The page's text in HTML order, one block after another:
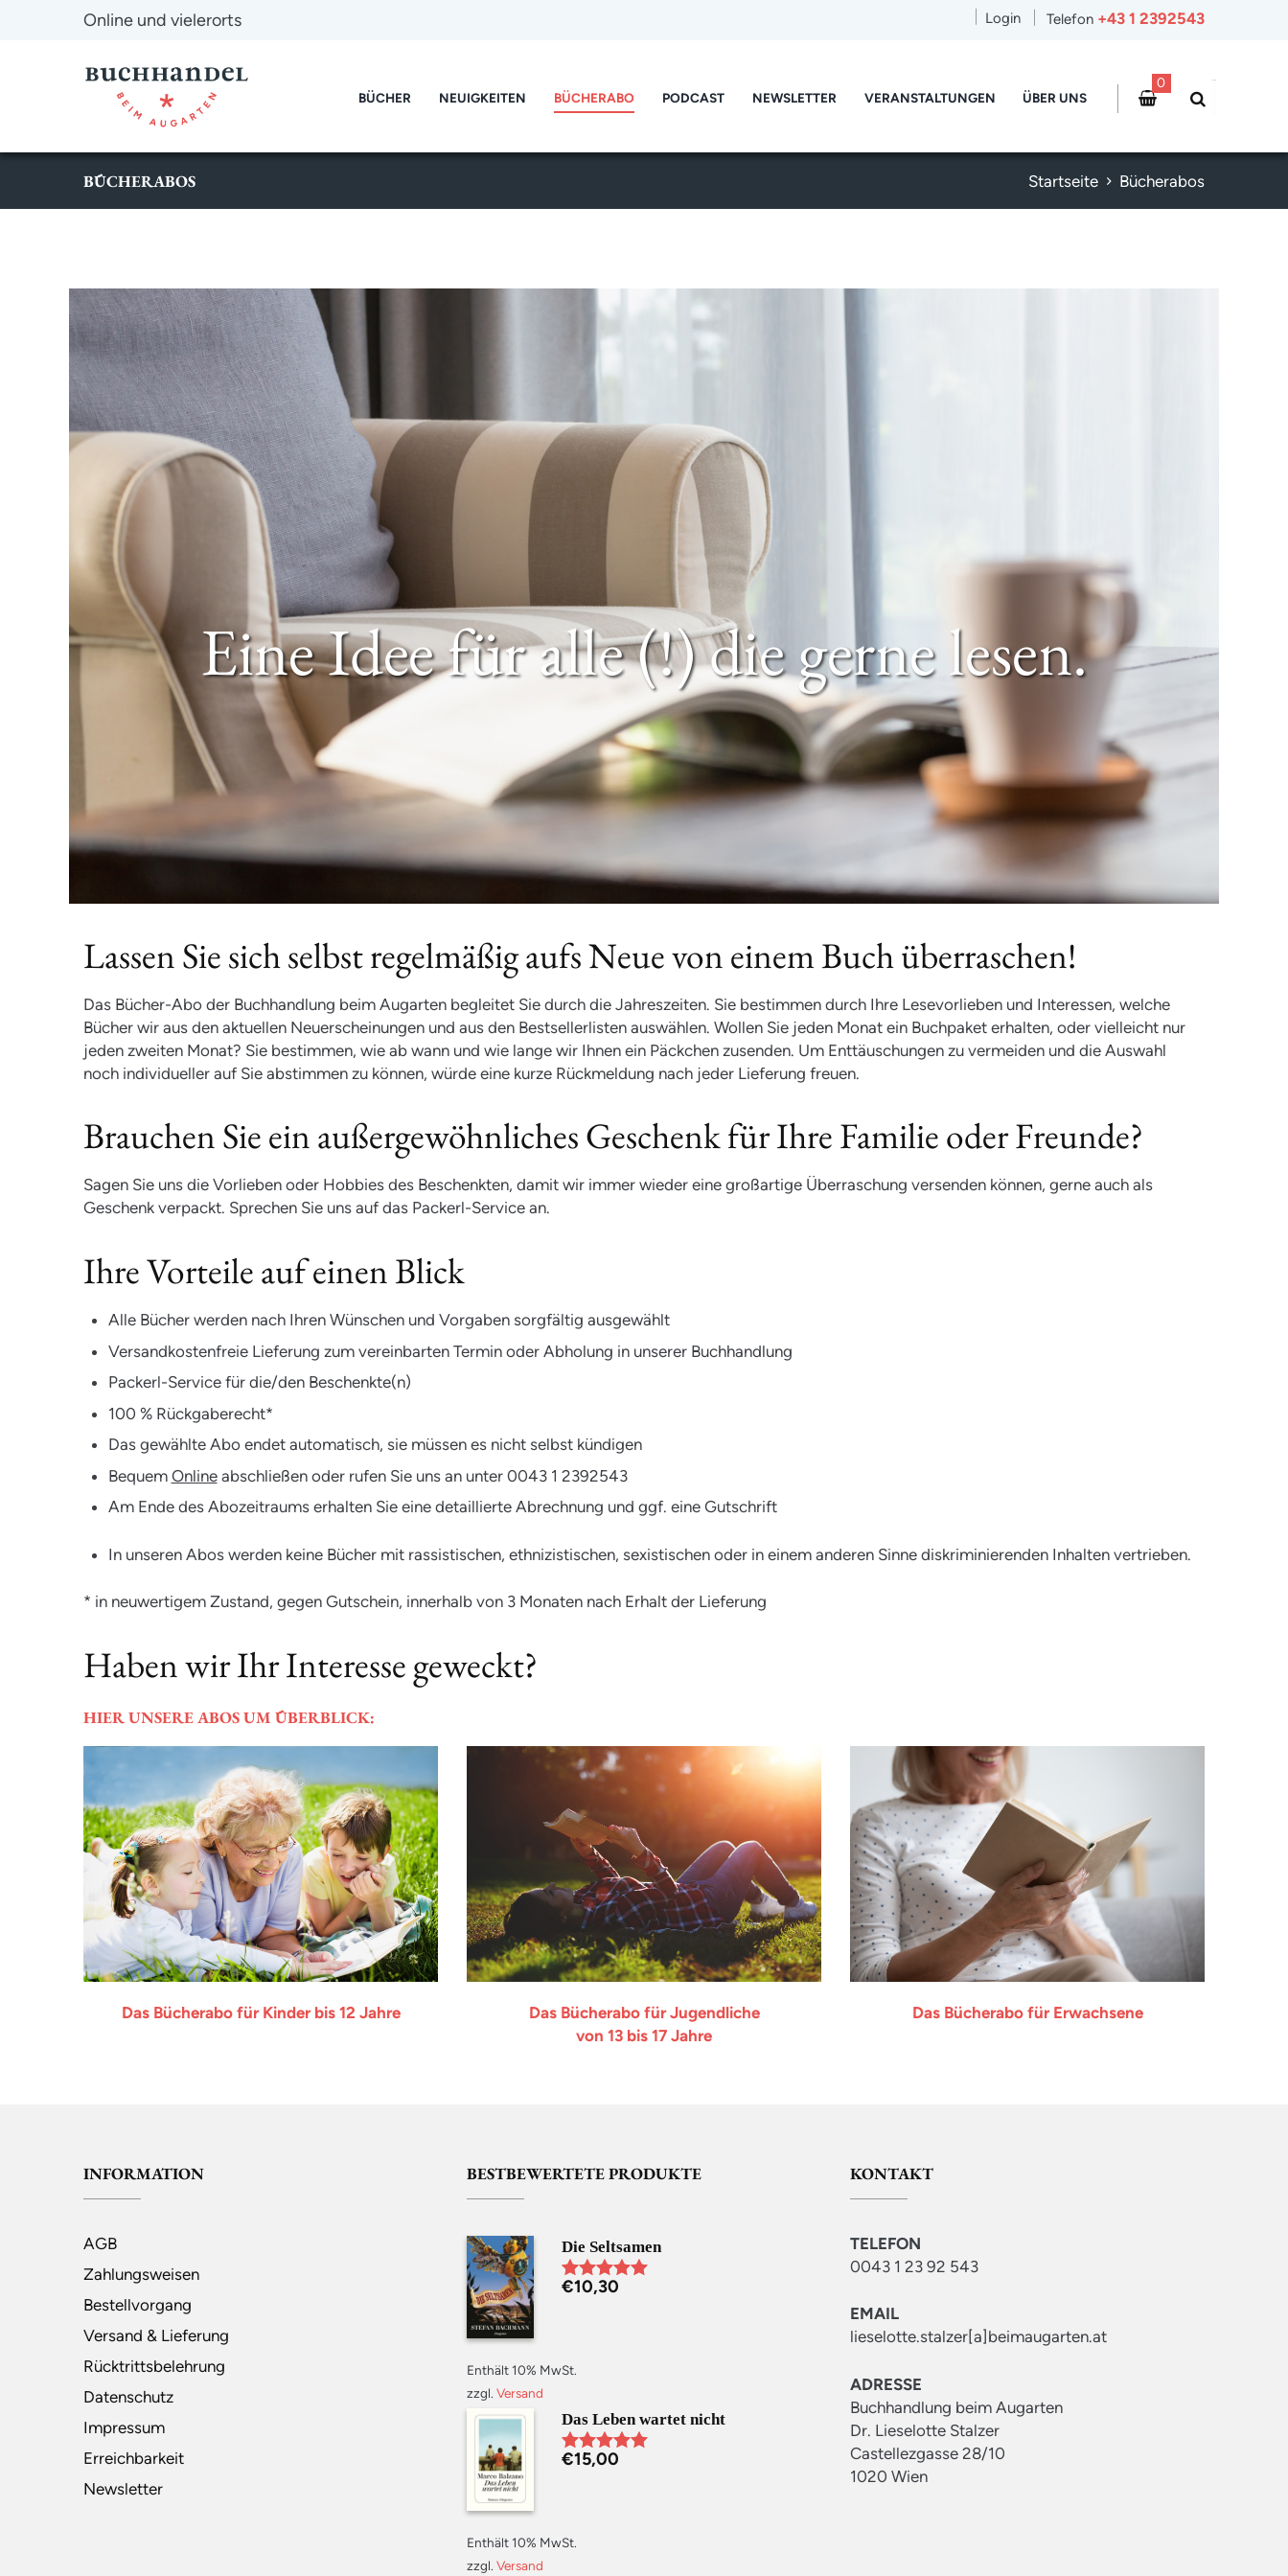
Online und vielerorts Telefon +43 1 2392543
Login
BÜCHER NEUIGKEITEN BÜCHERABO PODCAST NEWSLETTER VERANSTALTUNGEN ÜBER UNS
0
BÜCHERABOS Startseite Bücherabos
Eine Idee für alle (!) die gerne lesen.
Lassen Sie sich selbst regelmäßig aufs Neue von einem Buch überraschen!
Das Bücher-Abo der Buchhandlung beim Augarten begleitet Sie durch die Jahreszeiten. Sie bestimmen durch Ihre Lesevorlieben und Interessen, welche
Bücher wir aus den aktuellen Neuerscheinungen und aus den Bestsellerlisten auswählen. Wollen Sie jeden Monat ein Buchpaket erhalten, oder vielleicht nur
jeden zweiten Monat? Sie bestimmen, wie ab wann und wie lange wir Ihnen ein Päckchen zusenden. Um Enttäuschungen zu vermeiden und die Auswahl
noch individueller auf Sie abstimmen zu können, würde eine kurze Rückmeldung nach jeder Lieferung freuen.
Brauchen Sie ein außergewöhnliches Geschenk für Ihre Familie oder Freunde?
Sagen Sie uns die Vorlieben oder Hobbies des Beschenkten, damit wir immer wieder eine großartige Überraschung versenden können, gerne auch als
Geschenk verpackt. Sprechen Sie uns auf das Packerl-Service an.
Ihre Vorteile auf einen Blick
Alle Bücher werden nach Ihren Wünschen und Vorgaben sorgfältig ausgewählt
Versandkostenfreie Lieferung zum vereinbarten Termin oder Abholung in unserer Buchhandlung
Packerl-Service für die/den Beschenkte(n)
100 % Rückgaberecht*
Das gewählte Abo endet automatisch, sie müssen es nicht selbst kündigen
Bequem Onlineabschließen oder rufen Sie uns an unter 0043 1 2392543
Am Ende des Abozeitraums erhalten Sie eine detaillierte Abrechnung und ggf. eine Gutschrift
In unseren Abos werden keine Bücher mit rassistischen, ethnizistischen, sexistischen oder in einem anderen Sinne diskriminierenden Inhalten vertrieben.
* in neuwertigem Zustand, gegen Gutschein, innerhalb von 3 Monaten nach Erhalt der Lieferung
Haben wir Ihr Interesse geweckt?
HIER UNSERE ABOS UM ÜBERBLICK:
Das Bücherabo für Kinder bis 12 Jahre
Das Bücherabo für Jugendliche
von 13 bis 17 Jahre
Das Bücherabo für Erwachsene
INFORMATION
AGB
Zahlungsweisen
Bestellvorgang
Versand & Lieferung
Rücktrittsbelehrung
Datenschutz
Impressum
Erreichbarkeit
Newsletter
BESTBEWERTETE PRODUKTE
Die Seltsamen
Bewertet mit
€10,30
Enthält 10% MwSt.
zzgl. Versand
Das Leben wartet nicht
Bewertet mit
€15,00
Enthält 10% MwSt.
zzgl. Versand
KONTAKT
TELEFON
0043 1 23 92 543
EMAIL
lieselotte.stalzer[a]beimaugarten.at
ADRESSE
Buchhandlung beim Augarten
Dr. Lieselotte Stalzer
Castellezgasse 28/10
1020 Wien